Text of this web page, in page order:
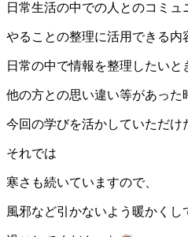
日常生活の中での人とのコミュ
やることの整理に活用できる内
日常の中で情報を整理したいと
他の方との思い違い等があった
今回の学びを活かしていただけ
それでは
寒さも続いていますので、
風邪など引かないよう暖かくし